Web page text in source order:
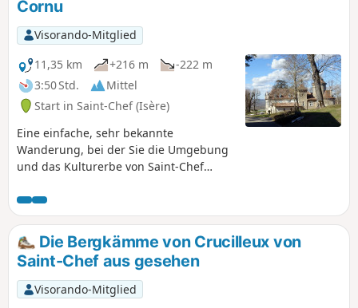
Cornu
Visorando-Mitglied
11,35 km
+216 m
-222 m
3:50 Std.
Mittel
Start in Saint-Chef (Isère)
Eine einfache, sehr bekannte
Wanderung, bei der Sie die Umgebung
und das Kulturerbe von Saint-Chef
anderem an der Abteikirche vorbei.
Die Bergkämme von Crucilleux von
Saint-Chef aus gesehen
Visorando-Mitglied